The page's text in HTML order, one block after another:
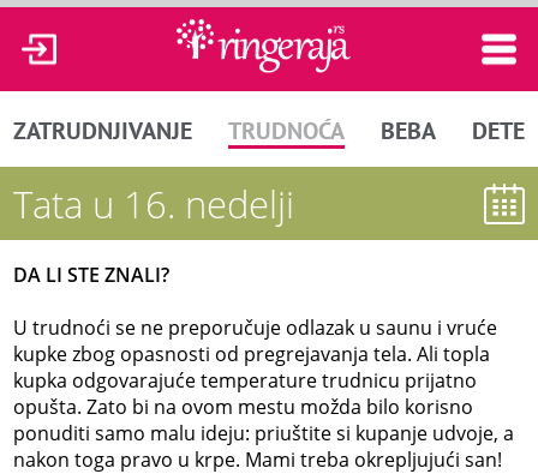
ZATRUDNJIVANJE TRUDNOĆA BEBA DETE
Tata u 16. nedelji
DA LI STE ZNALI?
U trudnoći se ne preporučuje odlazak u saunu i vruće
kupke zbog opasnosti od pregrejavanja tela. Ali topla
kupka odgovarajuće temperature trudnicu prijatno
opušta. Zato bi na ovom mestu možda bilo korisno
ponuditi samo malu ideju: priuštite si kupanje udvoje, a
nakon toga pravo u krpe. Mami treba okrepljujući san!